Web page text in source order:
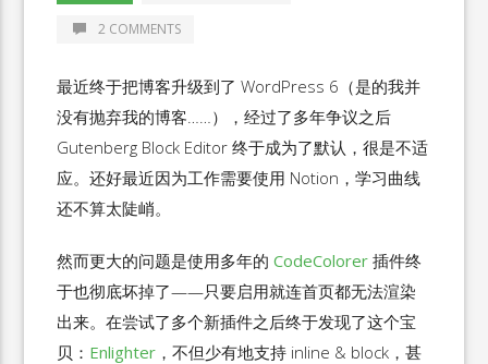
2 COMMENTS
最近终于把博客升级到了 WordPress 6（是的我并
没有抛弃我的博客……），经过了多年争议之后
Gutenberg Block Editor 终于成为了默认，很是不适
应。还好最近因为工作需要使用 Notion，学习曲线
还不算太陡峭。
然而更大的问题是使用多年的CodeColorer 插件终
于也彻底坏掉了——只要启用就连首页都无法渲染
出来。在尝试了多个新插件之后终于发现了这个宝
贝： Enlighter ，不但少有地支持 inline & block，甚